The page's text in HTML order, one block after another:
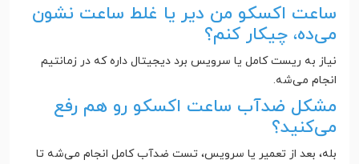
ساعت اکسکو من دیر یا غلط ساعت نشون
می‌ده، چیکار کنم؟
نیاز به ریست کامل یا سرویس برد دیجیتال داره که در زمانتیم
انجام می‌شه.
مشکل ضدآب ساعت اکسکو رو هم رفع
می‌کنید؟
بله، بعد از تعمیر یا سرویس، تست ضدآب کامل انجام می‌شه تا